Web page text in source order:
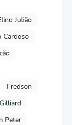
Julião
Cardoso
Fredson
Gilliard
Peter